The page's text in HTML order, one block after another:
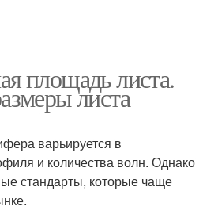
площадь листа.
листа
варьируется в
и количества волн. Однако
стандарты, которые чаще